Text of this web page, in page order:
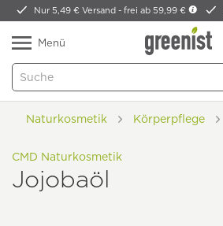
Nur 5,49 € Versand -frei ab 59,99 €
Menü
Naturkosmetik Körperpflege
CMD Naturkosmetik
Jojobaöl